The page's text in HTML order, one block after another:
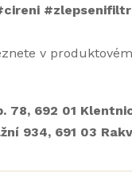
v
78, 692 01
934, 691 03